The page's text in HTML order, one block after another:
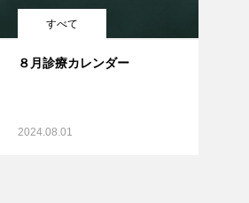
すべて
８月診療カレンダー
2024.08.01